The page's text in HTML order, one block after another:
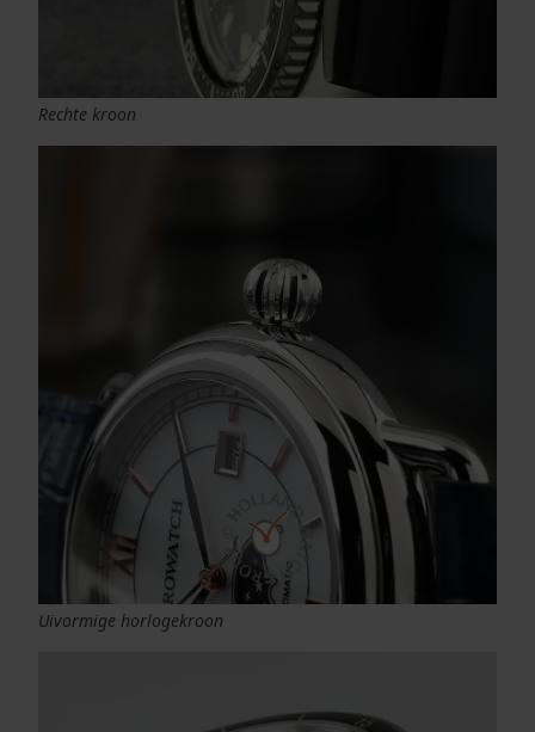
Rechte kroon
Uivormige horlogekroon